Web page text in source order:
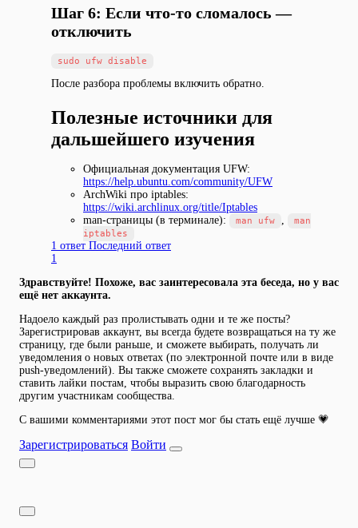
Шаг 6: Если что-то сломалось —
отключить
После разбора проблемы включить обратно.
Полезные источники для
дальшейшего изучения
Официальная документация UFW:
https://help.ubuntu.com/community/UFW
ArchWiki про iptables:
https://wiki.archlinux.org/title/Iptables
man-страницы (в терминале):
man ufw
man
iptables
1 ответ Последний ответ
1
Здравствуйте! Похоже, вас заинтересовала эта беседа, но у вас
ещё нет аккаунта.
Надоело каждый раз пролистывать одни и те же посты?
Зарегистрировав аккаунт, вы всегда будете возвращаться на ту же
страницу, где были раньше, и сможете выбирать, получать ли
уведомления о новых ответах (по электронной почте или в виде
push-уведомлений). Вы также сможете сохранять закладки и
ставить лайки постам, чтобы выразить свою благодарность
другим участникам сообщества.
С вашими комментариями этот пост мог бы стать ещё лучше 💗
Зарегистрироваться Войти